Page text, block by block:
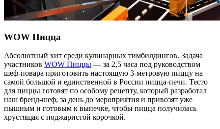
WOW Пицца
Абсолютный хит среди кулинарных тимбилдингов. Задача
участников WOW Пиццы — за 2,5 часа под руководством
шеф-повара приготовить настоящую 3-метровую пиццу на
самой большой и единственной в России пицца-печи. Тесто
для пиццы готовят по особому рецепту, который разработал
наш бренд-шеф, за день до мероприятия и привозят уже
пышным и готовым к выпечке, чтобы пицца получилась
хрустящая с поджаристой корочкой.